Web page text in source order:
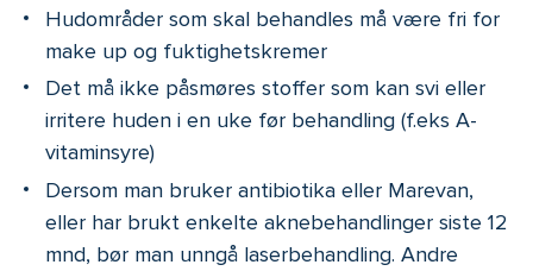
Hudområder som skal behandles må være fri for
make up og fuktighetskremer
Det må ikke påsmøres stoffer som kan svi eller
irritere huden i en uke før behandling (f.eks A-
vitaminsyre)
Dersom man bruker antibiotika eller Marevan,
eller har brukt enkelte aknebehandlinger siste 12
mnd, bør man unngå laserbehandling. Andre